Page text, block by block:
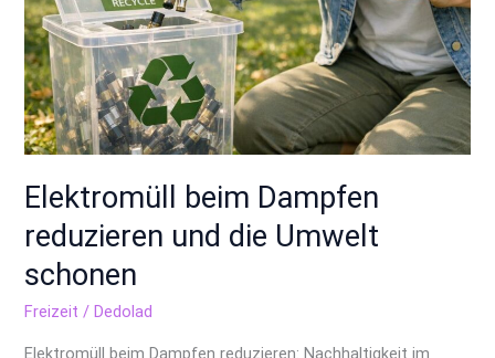
Elektromüll beim Dampfen
reduzieren und die Umwelt
schonen
Freizeit /Dedolad
Elektromüll beim Dampfen reduzieren: Nachhaltigkeit im